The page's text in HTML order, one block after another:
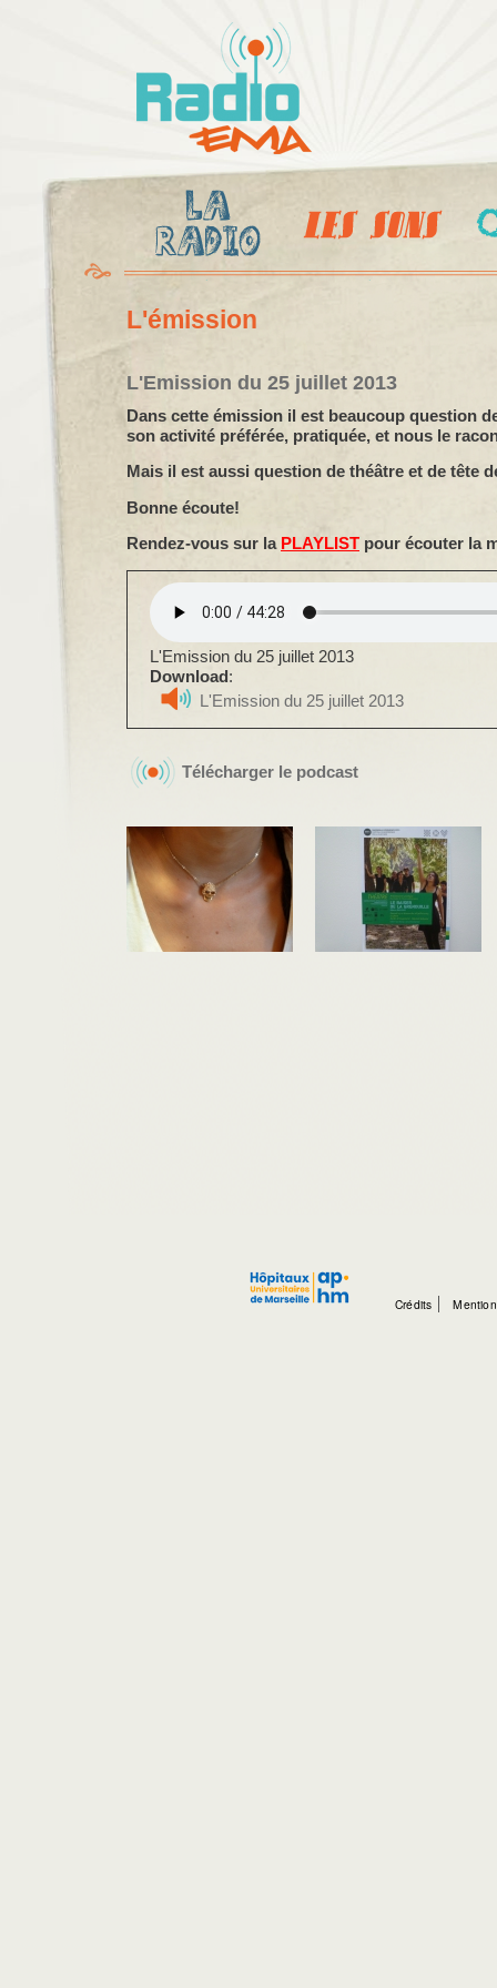
L'émission
L'Emission du 25 juillet 2013
Dans cette émission il est beaucoup question
son activité préférée, pratiquée, et nous le
Mais il est aussi question de théâtre et de tête
Bonne écoute!
Rendez-vous sur la PLAYLIST pour écouter la
L'Emission du 25 juillet 2013
Download:
L'Emission du 25 juillet 2013
Télécharger le podcast
Crédits